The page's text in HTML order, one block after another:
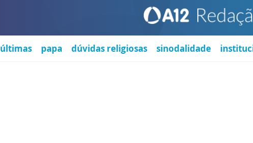
últimas papa dúvidas religiosas sinodalidade